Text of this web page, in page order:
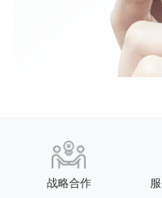
战略合作